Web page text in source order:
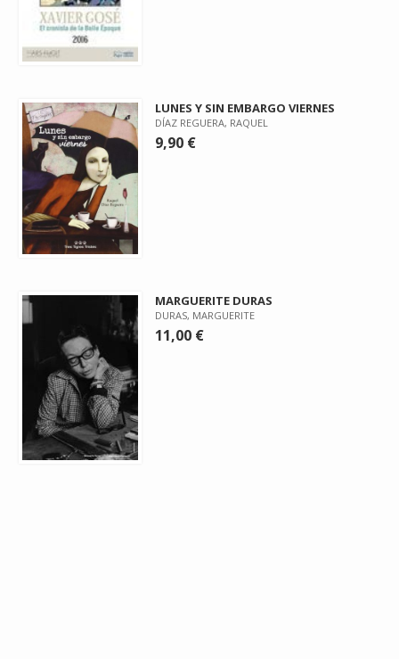
LUNES Y SIN EMBARGO VIERNES
DÍAZ REGUERA, RAQUEL
9,90 €
MARGUERITE DURAS
DURAS, MARGUERITE
11,00 €